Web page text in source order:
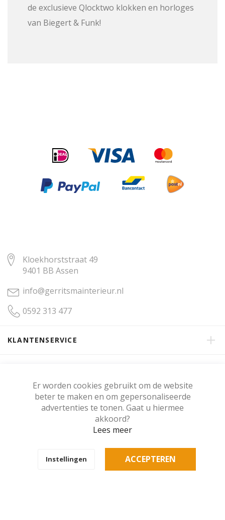
Er worden cookies gebruikt om de website
beter te maken en om gepersonaliseerde
advertenties te tonen. Gaat u hiermee
akkoord?
Lees meer
Instellingen ACCEPTEREN
de exclusieve Qlocktwo klokken en horloges
van Biegert & Funk!
Kloekhorststraat 49
9401 BB Assen
info@gerritsmainterieur.nl
0592 313 477
KLANTENSERVICE
KLANTENBEOORDELING
Copyright © Gerritsma Interieur.